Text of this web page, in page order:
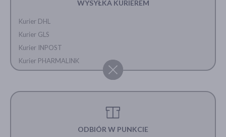
WYSYŁKA KURIEREM
Kurier DHL
Kurier GLS
Kurier INPOST
Kurier PHARMALINK
ODBIÓR W PUNKCIE